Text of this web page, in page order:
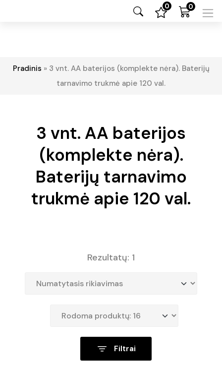
0 0
Pradinis » 3 vnt. AA baterijos (komplekte nėra). Baterijų
tarnavimo trukmė apie 120 val.
3 vnt. AA baterijos
(komplekte nėra).
Baterijų tarnavimo
trukmė apie 120 val.
Rezultatų: 1
Filtrai